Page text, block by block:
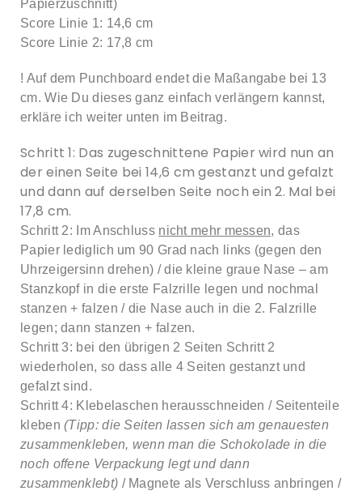
Papierzuschnitt)
Score Linie 1: 14,6 cm
Score Linie 2: 17,8 cm
! Auf dem Punchboard endet die Maßangabe bei 13
cm. Wie Du dieses ganz einfach verlängern kannst,
erkläre ich weiter unten im Beitrag.
Schritt 1: Das zugeschnittene Papier wird nun an
der einen Seite bei 14,6 cm gestanzt und gefalzt
und dann auf derselben Seite noch ein 2. Mal bei
17,8 cm.
Schritt 2: Im Anschluss nicht mehr messen, das
Papier lediglich um 90 Grad nach links (gegen den
Uhrzeigersinn drehen) / die kleine graue Nase – am
Stanzkopf in die erste Falzrille legen und nochmal
stanzen + falzen / die Nase auch in die 2. Falzrille
legen; dann stanzen + falzen.
Schritt 3: bei den übrigen 2 Seiten Schritt 2
wiederholen, so dass alle 4 Seiten gestanzt und
gefalzt sind.
Schritt 4: Klebelaschen herausschneiden / Seitenteile
kleben(Tipp: die Seiten lassen sich am genauesten
zusammenkleben, wenn man die Schokolade in die
noch offene Verpackung legt und dann
zusammenklebt) / Magnete als Verschluss anbringen /